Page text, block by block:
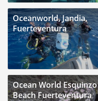
Oceanworld, Jandia,
Fuerteventura
Ocean World Esquinzo
Beach Fuerteventura